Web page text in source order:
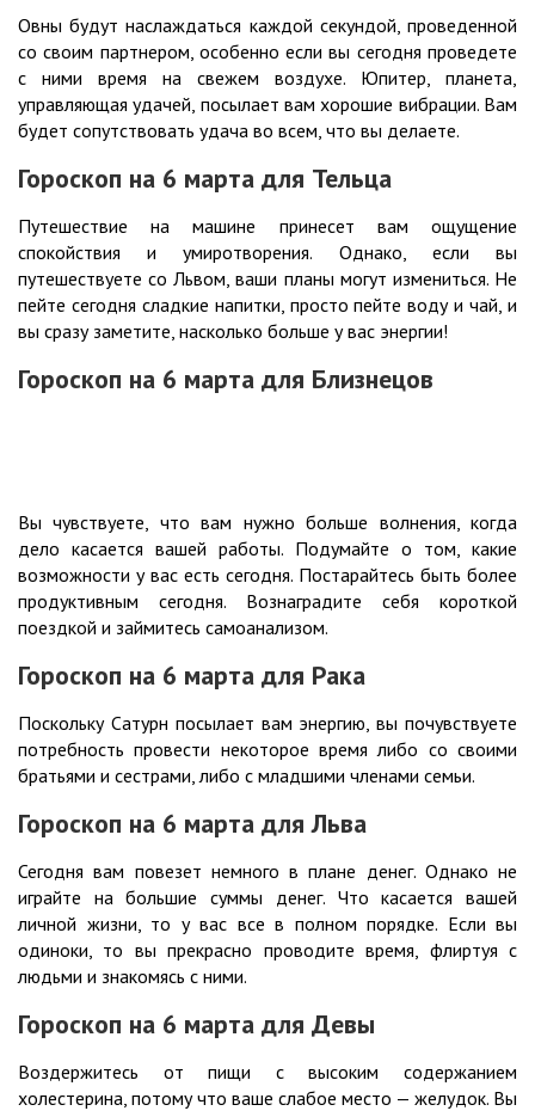
Овны будут наслаждаться каждой секундой, проведенной
со своим партнером, особенно если вы сегодня проведете
с ними время на свежем воздухе. Юпитер, планета,
управляющая удачей, посылает вам хорошие вибрации. Вам
будет сопутствовать удача во всем, что вы делаете.
Гороскоп на 6 марта для Тельца
Путешествие на машине принесет вам ощущение
спокойствия и умиротворения. Однако, если вы
путешествуете со Львом, ваши планы могут измениться. Не
пейте сегодня сладкие напитки, просто пейте воду и чай, и
вы сразу заметите, насколько больше у вас энергии!
Гороскоп на 6 марта для Близнецов
Вы чувствуете, что вам нужно больше волнения, когда
дело касается вашей работы. Подумайте о том, какие
возможности у вас есть сегодня. Постарайтесь быть более
продуктивным сегодня. Вознаградите себя короткой
поездкой и займитесь самоанализом.
Гороскоп на 6 марта для Рака
Поскольку Сатурн посылает вам энергию, вы почувствуете
потребность провести некоторое время либо со своими
братьями и сестрами, либо с младшими членами семьи.
Гороскоп на 6 марта для Льва
Сегодня вам повезет немного в плане денег. Однако не
играйте на большие суммы денег. Что касается вашей
личной жизни, то у вас все в полном порядке. Если вы
одиноки, то вы прекрасно проводите время, флиртуя с
людьми и знакомясь с ними.
Гороскоп на 6 марта для Девы
Воздержитесь от пищи с высоким содержанием
холестерина, потому что ваше слабое место — желудок. Вы